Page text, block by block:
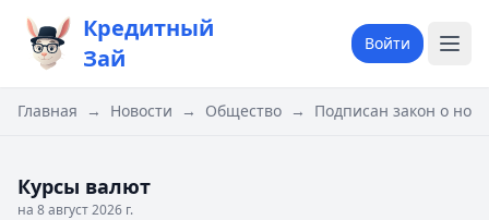
Кредитный
Зай
Войти
Главная → Новости → Общество → Подписан закон о
Курсы валют
на 8 август 2026 г.